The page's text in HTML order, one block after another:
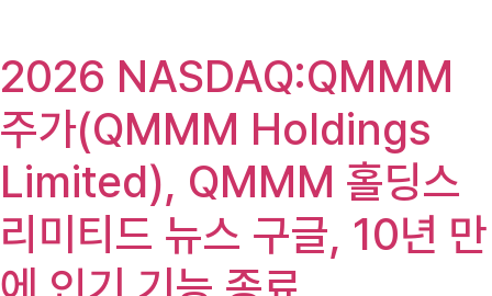
2026 NASDAQ:QMMM
주가(QMMM Holdings
Limited), QMMM 홀딩스
리미티드 뉴스 구글, 10년 만